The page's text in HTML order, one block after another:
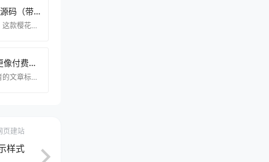
樱花漫天飞舞特效HTML源码（带演示）
由于其细致真实的视觉效果，这款樱花漫天飞舞的特效HTML源代码营造出浪漫美丽的氛围，特别适合个人网站或博客的美化装饰。无论是展示页面还是节日主题，这种樱花飘落的效果都能为网站增添独特的艺术感和酷炫感，让浏览体验更加生动迷人。源代码结构清晰，操作方便，无需复杂设置即可轻松集成到您的网站中。无论你是前端开发新手还是有经验的开发者，你都可以快速使用这个特效，让你的网页更加精彩。 资源下载 下载权限查看 ￥ 免费下载 评论并刷新后下载 登录后下载 查看演示 {{attr.name}}： 您当前的等级为 登录后免费下载登录
Git主题一款比付费主题更像付费主题的WP免费主题
文章标题直接沿用的主题作者的文章标题，单从文章标题咱们就可以看出博主云落对主题的自信水平。作为一款完整免费的WordPress主题，Git非常适宜新人小白停止建站，主题内嵌了许多适用的功用，关于看不懂代码的站长来说，运用这款主题你再也不用为增加某些小功用而死啃代码而苦恼了。但是不幸的是这款主标题前从前中止更新了，不过这也说明主题从前完善到不需求更新了，一款完善且经过很多用户考证过的主题其稳定性自是不会有什么大的问题。下面奉上主题的截图及链接地址，更多细致的内容大家仍是前往主题作者的博客去理解吧，这也算是对云落博主的
页建站
样式